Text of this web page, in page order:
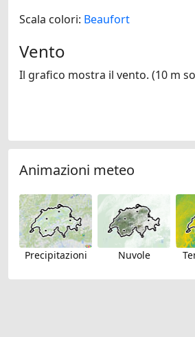
Scala colori: Beaufort
Vento
Il grafico mostra il vento. (10 m
Animazioni meteo
Precipitazioni Nuvole